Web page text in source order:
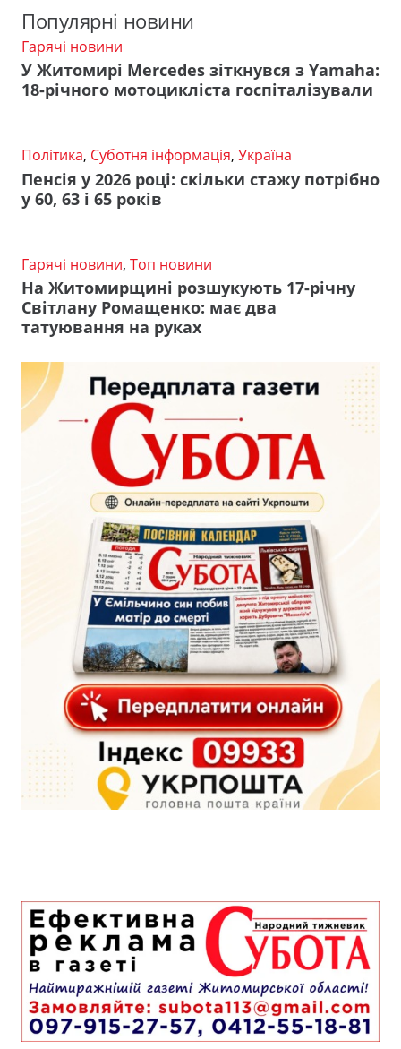
Популярні новини
Гарячі новини
У Житомирі Mercedes зіткнувся з Yamaha:
18-річного мотоцикліста госпіталізували
Політика, Суботня інформація, Україна
Пенсія у 2026 році: скільки стажу потрібно
у 60, 63 і 65 років
Гарячі новини, Топ новини
На Житомирщині розшукують 17-річну
Світлану Ромащенко: має два
татуювання на руках